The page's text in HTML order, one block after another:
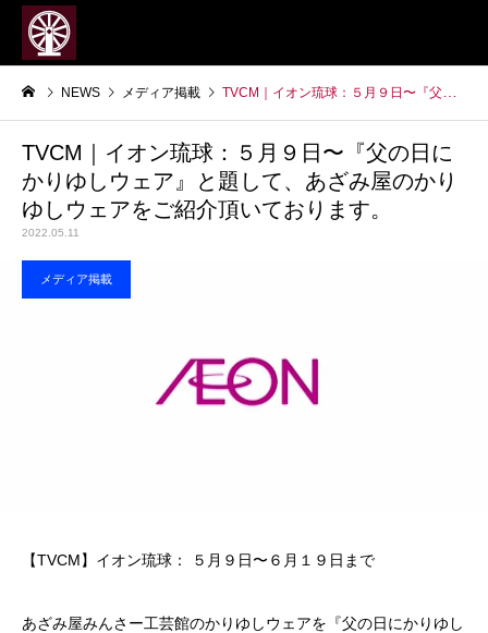
NEWS メディア掲載 TVCM｜イオン琉球：５月９日〜『父の日にかりゆしウェア』と題して、あざみ屋のかりゆしウェアをご紹介頂いております。
TVCM｜イオン琉球：５月９日〜『父の日に
かりゆしウェア』と題して、あざみ屋のかり
ゆしウェアをご紹介頂いております。
2022.05.11
メディア掲載
【TVCM】イオン琉球： ５月９日〜６月１９日まで
あざみ屋みんさー工芸館のかりゆしウェアを『父の日にかりゆし